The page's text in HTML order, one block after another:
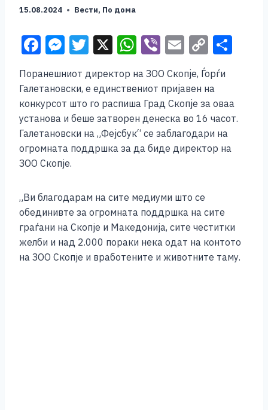
15.08.2024 Вести, По дома
F
c
e
b
o
o
M
ss
e
n
g
er
T
tt
er
X W
h
at
s
A
p
p
Vi
b
er
E
m
ai
l
C
o
p
y
Li
n
k
e
Поранешниот директор на ЗОО Скопје, Ѓорѓи
Галетановски, е единствениот пријавен на
конкурсот што го распиша Град Скопје за оваа
установа и беше затворен денеска во 16 часот.
Галетановски на „Фејсбук“ се заблагодари на
огромната поддршка за да биде директор на
ЗОО Скопје.
„Ви благодарам на сите медиуми што се
обединивте за огромната поддршка на сите
граѓани на Скопје и Македонија, сите честитки
желби и над 2.000 пораки нека одат на контото
на ЗОО Скопје и вработените и животните таму.